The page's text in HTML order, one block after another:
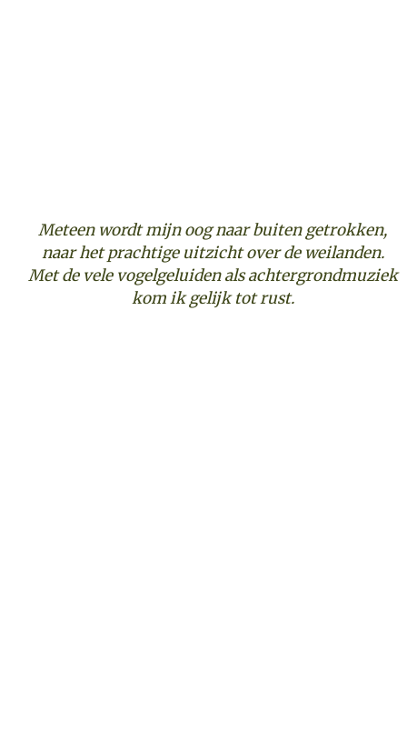
Meteen wordt mijn oog naar buiten getrokken,
naar het prachtige uitzicht over de weilanden.
Met de vele vogelgeluiden als achtergrondmuziek
kom ik gelijk tot rust.